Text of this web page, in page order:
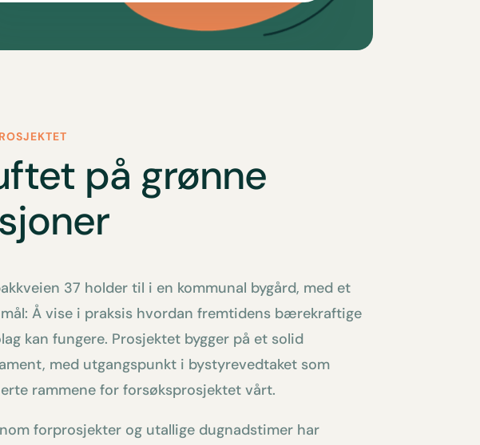
på grønne
37 holder til i en kommunal bygård, med et
Å vise i praksis hvordan fremtidens bærekraftige
kan fungere. Prosjektet bygger på et solid
med utgangspunkt i bystyrevedtaket som
rammene for forsøksprosjektet vårt.
forprosjekter og utallige dugnadstimer har